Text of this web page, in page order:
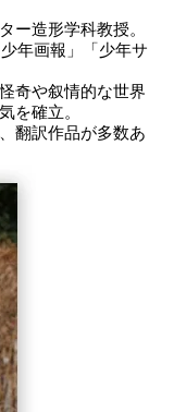
ー造形学科教授。
年画報」「少年サ
奇や叙情的な世界
を確立。
翻訳作品が多数あ